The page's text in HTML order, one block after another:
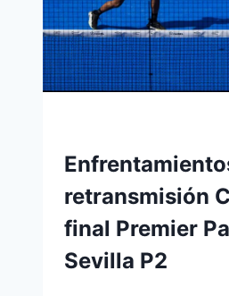
retransmisión
final Premier
Sevilla P2